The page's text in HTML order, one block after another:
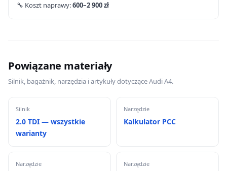
🔧 Koszt naprawy:600–2 900 zł
Powiązane materiały
Silnik, bagażnik, narzędzia i artykuły dotyczące Audi A4.
Silnik
2.0 TDI — wszystkie
warianty
Narzędzie
Kalkulator PCC
Narzędzie Narzędzie